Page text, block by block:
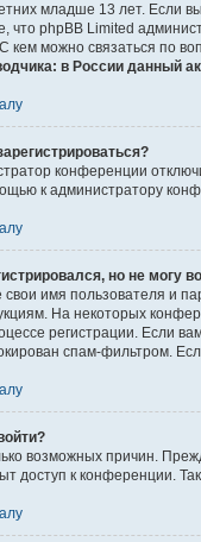
младше 13 лет. Если
что phpBB Limited
кем можно связаться по
в России данный
конференции
к администратору
но не могу
имя пользователя и
На некоторых
регистрации. Если
спам-фильтром.
возможных причин.
доступ к конференции.